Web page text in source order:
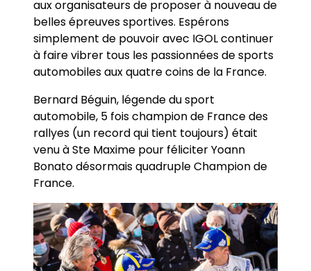
aux organisateurs de proposer à nouveau de
belles épreuves sportives. Espérons
simplement de pouvoir avec IGOL continuer
à faire vibrer tous les passionnées de sports
automobiles aux quatre coins de la France.
Bernard Béguin, légende du sport
automobile, 5 fois champion de France des
rallyes (un record qui tient toujours) était
venu à Ste Maxime pour féliciter Yoann
Bonato désormais quadruple Champion de
France.